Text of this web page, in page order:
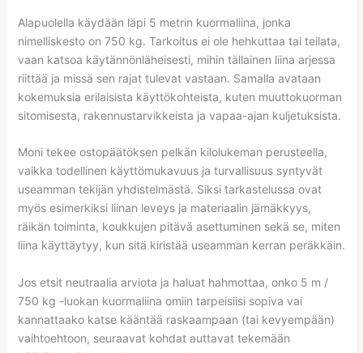
Alapuolella käydään läpi 5 metrin kuormaliina, jonka
nimelliskesto on 750 kg. Tarkoitus ei ole hehkuttaa tai teilata,
vaan katsoa käytännönläheisesti, mihin tällainen liina arjessa
riittää ja missä sen rajat tulevat vastaan. Samalla avataan
kokemuksia erilaisista käyttökohteista, kuten muuttokuorman
sitomisesta, rakennustarvikkeista ja vapaa-ajan kuljetuksista.
Moni tekee ostopäätöksen pelkän kilolukeman perusteella,
vaikka todellinen käyttömukavuus ja turvallisuus syntyvät
useamman tekijän yhdistelmästä. Siksi tarkastelussa ovat
myös esimerkiksi liinan leveys ja materiaalin jämäkkyys,
räikän toiminta, koukkujen pitävä asettuminen sekä se, miten
liina käyttäytyy, kun sitä kiristää useamman kerran peräkkäin.
Jos etsit neutraalia arviota ja haluat hahmottaa, onko 5 m /
750 kg -luokan kuormaliina omiin tarpeisiisi sopiva vai
kannattaako katse kääntää raskaampaan (tai kevyempään)
vaihtoehtoon, seuraavat kohdat auttavat tekemään